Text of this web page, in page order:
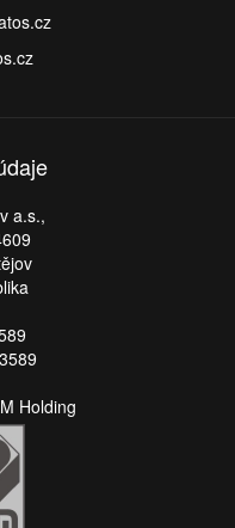
a.s.,
Holding